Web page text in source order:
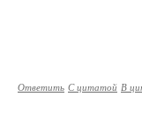
Ответить С цитатой В